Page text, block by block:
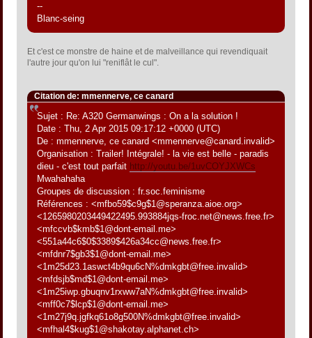
--
Blanc-seing
Et c'est ce monstre de haine et de malveillance qui revendiquait
l'autre jour qu'on lui "reniflât le cul".
Citation de: mmennerve, ce canard
Sujet : Re: A320 Germanwings : On a la solution !
Date : Thu, 2 Apr 2015 09:17:12 +0000 (UTC)
De : mmennerve, ce canard <mmennerve@canard.invalid>
Organisation : Trailer! Intégrale! - la vie est belle - paradis
dieu - c'est tout parfait http://youtu.be/1uvCOYJXWCs
Mwahahaha
Groupes de discussion : fr.soc.feminisme
Références : <mfbo59$c9g$1@speranza.aioe.org>
<1265980203449422495.993884jqs-froc.net@news.free.fr>
<mfccvb$kmb$1@dont-email.me>
<551a44c6$0$3389$426a34cc@news.free.fr>
<mfdnr7$gb3$1@dont-email.me>
<1m25d23.1aswct4b9qu6cN%dmkgbt@free.invalid>
<mfdsjb$md$1@dont-email.me>
<1m25iwp.gbuqnv1rxww7aN%dmkgbt@free.invalid>
<mff0c7$lcp$1@dont-email.me>
<1m27j9q.jgfkq61o8g500N%dmkgbt@free.invalid>
<mfhal4$kug$1@shakotay.alphanet.ch>